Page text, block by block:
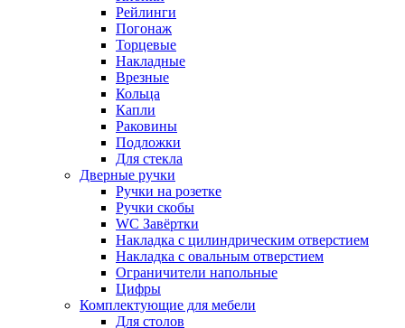
Рейлинги
Погонаж
Торцевые
Накладные
Врезные
Кольца
Капли
Раковины
Подложки
Для стекла
Дверные ручки
Ручки на розетке
Ручки скобы
WC Завёртки
Накладка с цилиндрическим отверстием
Накладка с овальным отверстием
Ограничители напольные
Цифры
Комплектующие для мебели
Для столов